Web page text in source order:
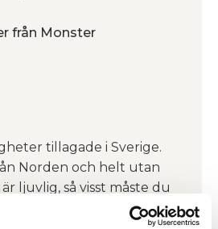
från Monster
tillagade i Sverige.
Norden och helt utan
ljuvlig, så visst måste du
(minst!)?